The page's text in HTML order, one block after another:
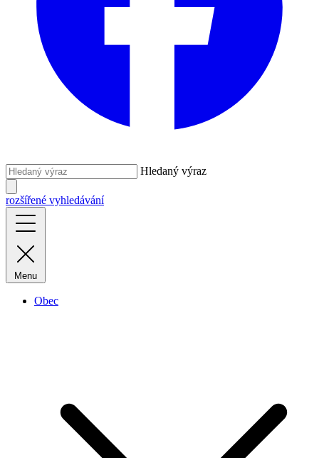
Hledaný výraz
rozšířené vyhledávání
Menu
Obec